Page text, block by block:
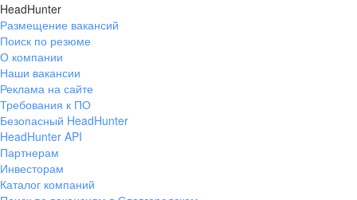
HeadHunter
Размещение вакансий
Поиск по резюме
О компании
Наши вакансии
Реклама на сайте
Требования к ПО
Безопасный HeadHunter
HeadHunter API
Партнерам
Инвесторам
Каталог компаний